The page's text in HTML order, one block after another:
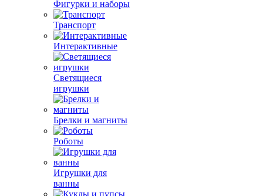
Фигурки и наборы
Транспорт
Интерактивные
Светящиеся
игрушки
Брелки и магниты
Роботы
Игрушки для
ванны